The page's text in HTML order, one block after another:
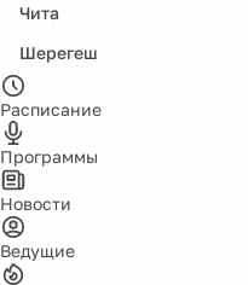
Чита
Шерегеш
Расписание
Программы
Новости
Ведущие